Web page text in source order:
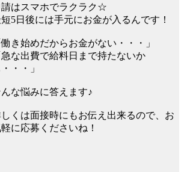
請はスマホでラクラク☆
5日後には手元にお金が入るんです！
働き始めだからお金がない・・・」
急な出費で給料日まで持たないか
・・」
な悩みに答えます♪
くは面接時にもお伝え出来るので、お
に応募くださいね！